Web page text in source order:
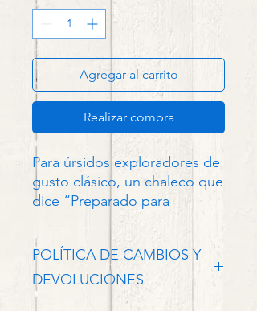
Agregar al carrito
Realizar compra
Para úrsidos exploradores de
gusto clásico, un chaleco que
dice “Preparado para
cualquier situación”.
La ropa es expresión de
quienes somos, los colores
que nos agradan, las formas
POLÍTICA DE CAMBIOS Y
DEVOLUCIONES